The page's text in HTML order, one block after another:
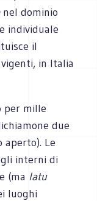
nel dominio
individuale
il
in Italia
per mille
due
aperto). Le
interni di
(ma latu
luoghi